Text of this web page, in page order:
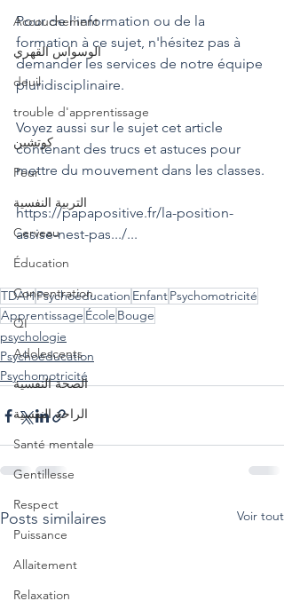
Accouchement
الوسواس القهري
deuil
trouble d'apprentissage
كوتشين
Peur
التربية النفسية
Cerveau
Éducation
Concentration
QI
Adolescents
الصحة النفسية
الراحة النفسية
Santé mentale
Gentillesse
Respect
Puissance
Allaitement
Relaxation
Pour de l'information ou de la
formation à ce sujet, n'hésitez pas à
demander les services de notre équipe
pluridisciplinaire.
Voyez aussi sur le sujet cet article
contenant des trucs et astuces pour
mettre du mouvement dans les classes.
https://papapositive.fr/la-position-
assise-nest-pas.../...
TDAHPsychoéducation EnfantPsychomotricité
Apprentissage École Bouge
psychologie
Psychoéducation
Psychomotricité
Posts similaires Voir tout